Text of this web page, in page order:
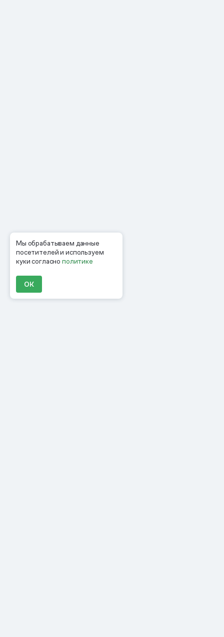
Мы обрабатываем данные
посетителей и используем
куки согласнополитике
ОК